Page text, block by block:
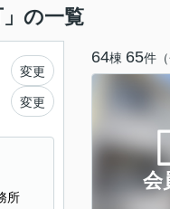
」の一覧
64棟 65件
会
変更
変更
所